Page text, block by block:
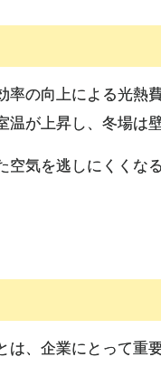
率の向上による光熱
が上昇し、冬場は
空気を逃しにくくな
は、企業にとって重